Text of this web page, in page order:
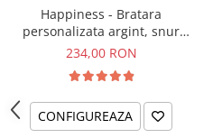
Happiness - Bratara
personalizata argint, snur
impletit piele simbol
234,00 RON
CONFIGUREAZA